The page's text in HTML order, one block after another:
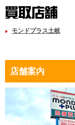
モンドプラス土岐
店舗案内